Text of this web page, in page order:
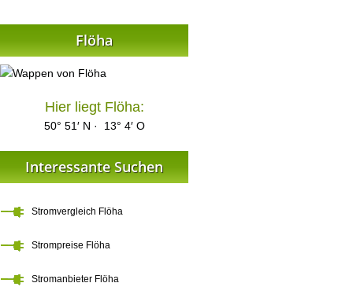
Flöha
Hier liegt Flöha:
50° 51′ N · 13° 4′ O
Interessante Suchen
Stromvergleich Flöha
Strompreise Flöha
Stromanbieter Flöha